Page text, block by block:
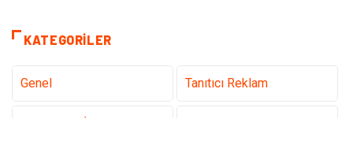
KATEGORILER
Genel Tanıtıcı Reklam